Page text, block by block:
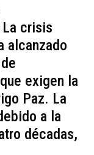
crisis
alcanzado
exigen la
Paz. La
a la
décadas,